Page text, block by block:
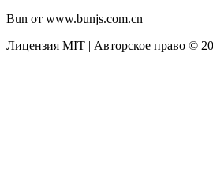
Bun от www.bunjs.com.cn
Лицензия MIT | Авторское право ©